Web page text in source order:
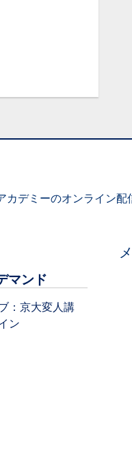
デミーのオンライン
マンド
：京大変人講
ン